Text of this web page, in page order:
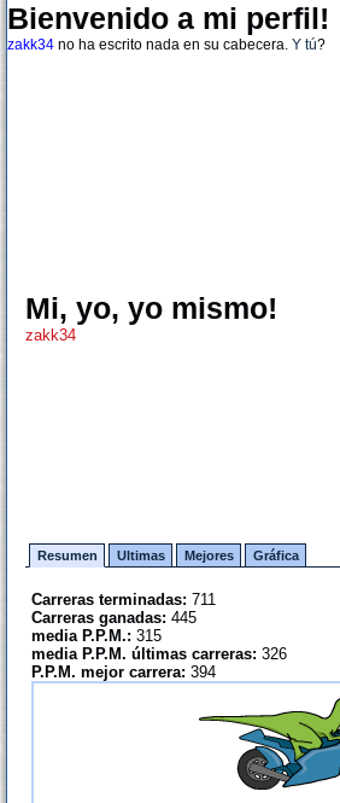
Bienvenido a mi perfil!
zakk34 no ha escrito nada en su cabecera. Y tú?
Mi, yo, yo mismo!
zakk34
Resumen Ultimas Mejores Gráfica
Carreras terminadas: 711
Carreras ganadas: 445
media P.P.M.: 315
media P.P.M. últimas carreras: 326
P.P.M. mejor carrera: 394